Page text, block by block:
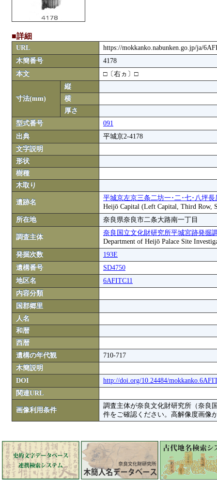
■詳細
URL
https://mokkanko.nabunken.go.jp/ja/
木簡番号
4178
本文
□〔右ヵ〕□
寸法(mm)
縦
横
厚さ
型式番号
091
出典
平城京2-4178
文字説明
形状
樹種
木取り
遺跡名
平城京左京三条二坊一･二･七･八坪長
Heijō Capital (Left Capital, Third Row,
所在地
奈良県奈良市二条大路南一丁目
調査主体
奈良国立文化財研究所平城宮跡発掘
Department of Heijō Palace Site
発掘次数
193E
遺構番号
SD4750
地区名
6AFITC11
内容分類
国郡郷里
人名
和暦
西暦
遺構の年代観
710-717
木簡説明
DOI
http://doi.org/10.24484/
関連URL
画像利用条件
調査主体が奈良文化財研究所（奈良
件をご確認ください。高解像度画像